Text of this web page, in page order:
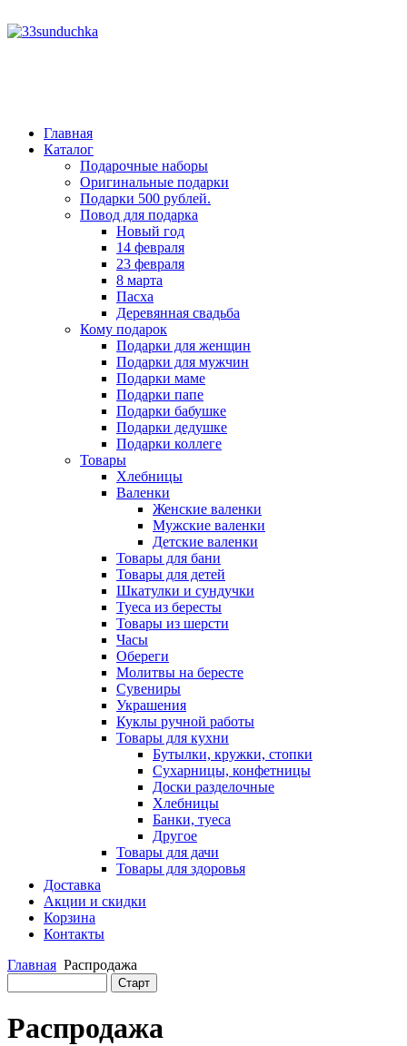
Главная
Каталог
Подарочные наборы
Оригинальные подарки
Подарки 500 рублей.
Повод для подарка
Новый год
14 февраля
23 февраля
8 марта
Пасха
Деревянная свадьба
Кому подарок
Подарки для женщин
Подарки для мужчин
Подарки маме
Подарки папе
Подарки бабушке
Подарки дедушке
Подарки коллеге
Товары
Хлебницы
Валенки
Женские валенки
Мужские валенки
Детские валенки
Товары для бани
Товары для детей
Шкатулки и сундучки
Туеса из бересты
Товары из шерсти
Часы
Обереги
Молитвы на бересте
Сувениры
Украшения
Куклы ручной работы
Товары для кухни
Бутылки, кружки, стопки
Сухарницы, конфетницы
Доски разделочные
Хлебницы
Банки, туеса
Другое
Товары для дачи
Товары для здоровья
Доставка
Акции и скидки
Корзина
Контакты
Главная Распродажа
Распродажа